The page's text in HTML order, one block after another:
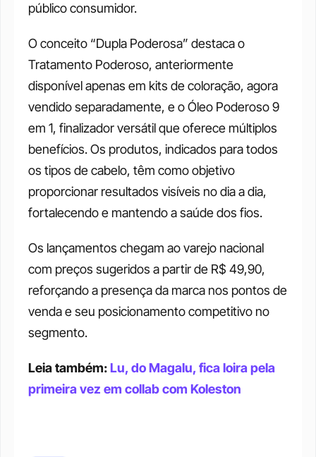
público consumidor.
O conceito “Dupla Poderosa” destaca o
Tratamento Poderoso, anteriormente
disponível apenas em kits de coloração, agora
vendido separadamente, e o Óleo Poderoso 9
em 1, finalizador versátil que oferece múltiplos
benefícios. Os produtos, indicados para todos
os tipos de cabelo, têm como objetivo
proporcionar resultados visíveis no dia a dia,
fortalecendo e mantendo a saúde dos fios.
Os lançamentos chegam ao varejo nacional
com preços sugeridos a partir de R$ 49,90,
reforçando a presença da marca nos pontos de
venda e seu posicionamento competitivo no
segmento.
Leia também: Lu, do Magalu, fica loira pela
primeira vez em collab com Koleston